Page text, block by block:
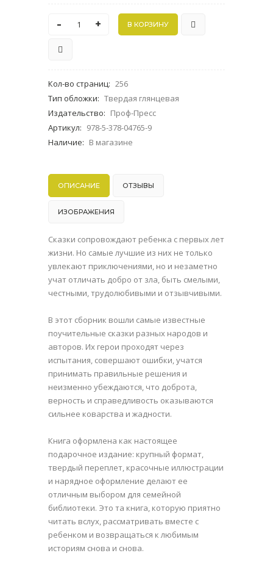
- +
Кол-во страниц: 256
Тип обложки: Твердая глянцевая
Издательство: Проф-Пресс
Артикул: 978-5-378-04765-9
Наличие: В магазине
ОПИСАНИЕ ОТЗЫВЫ
ИЗОБРАЖЕНИЯ
Сказки сопровождают ребенка с первых лет
жизни. Но самые лучшие из них не только
увлекают приключениями, но и незаметно
учат отличать добро от зла, быть смелыми,
честными, трудолюбивыми и отзывчивыми.
В этот сборник вошли самые известные
поучительные сказки разных народов и
авторов. Их герои проходят через
испытания, совершают ошибки, учатся
принимать правильные решения и
неизменно убеждаются, что доброта,
верность и справедливость оказываются
сильнее коварства и жадности.
Книга оформлена как настоящее
подарочное издание: крупный формат,
твердый переплет, красочные иллюстрации
и нарядное оформление делают ее
отличным выбором для семейной
библиотеки. Это та книга, которую приятно
читать вслух, рассматривать вместе с
ребенком и возвращаться к любимым
историям снова и снова.